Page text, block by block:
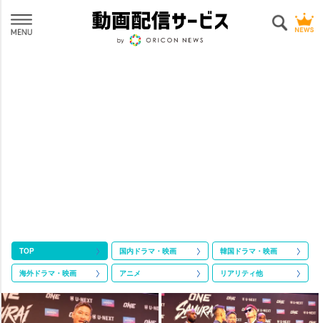
TOP 国内ドラマ・映画 韓国ドラマ・映画
海外ドラマ・映画 アニメ リアリティ他